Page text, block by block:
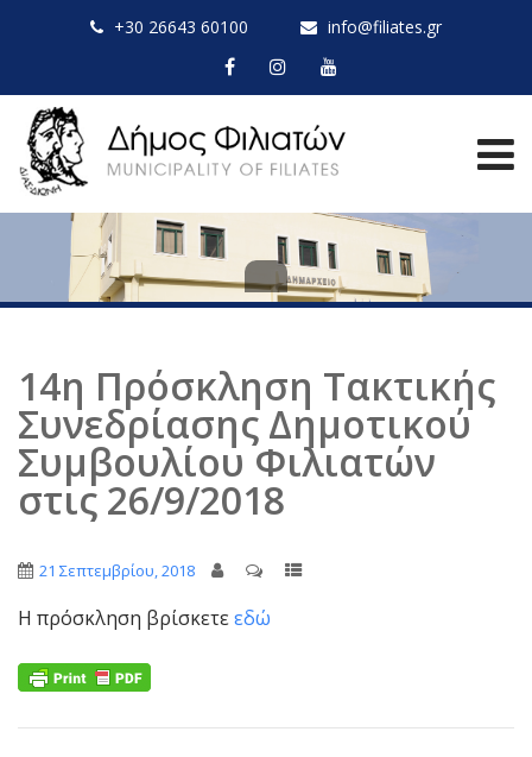
+30 26643 60100 info@filiates.gr
14η Πρόσκληση Τακτικής
Συνεδρίασης Δημοτικού
Συμβουλίου Φιλιατών
στις 26/9/2018
21 Σεπτεμβρίου, 2018
Η πρόσκληση βρίσκετεεδώ